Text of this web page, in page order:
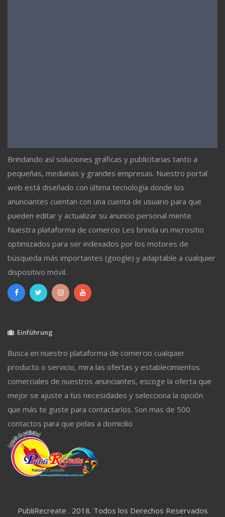
Brindando así soluciones gráficas y publicitarias tanto a
pequeñas, medianas y grandes empresas. Nuestro portal
web está diseñado con última tecnología donde los
anunciantes cuentan con una cuenta de usuario para que
pueden editar y actualizar su anuncio personal mente.
Nuestra plataforma de comercio Les brinda un micrositio
optimizados para ser indexados por los motores de
búsqueda más importantes (google) y adaptable a cualquier
dispositivo móvil.
Einführung
Busca en nuestro plataforma de comercio cualquier
producto o servicio, mira las ofertas y establecimientos
comerciales de nuestros anunciantes, escoge la oferta que
mejor se ajuste a tus necesidades y selecciona la opción
que más te guste para contactarlos. Son mas de 500
contactos para que pidas a domicilio
PubliRecreate . 2018. Todos los Derechos Reservados